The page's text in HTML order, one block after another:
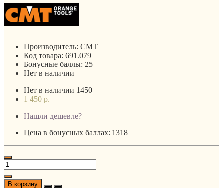
Производитель: CMT
Код товара: 691.079
Бонусные баллы: 25
Нет в наличии
Нет в наличии 1450
1 450 р.
Нашли дешевле?
Цена в бонусных баллах: 1318
В корзину